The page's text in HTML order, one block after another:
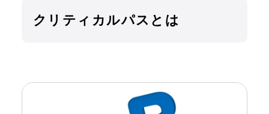
クリティカルパスとは